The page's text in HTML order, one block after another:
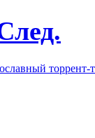
торрент-